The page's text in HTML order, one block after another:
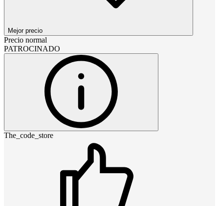
Mejor precio
Precio normal
PATROCINADO
The_code_store